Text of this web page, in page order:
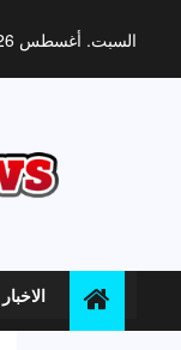
السبت. أغسطس 8th, 2026
الاخبار